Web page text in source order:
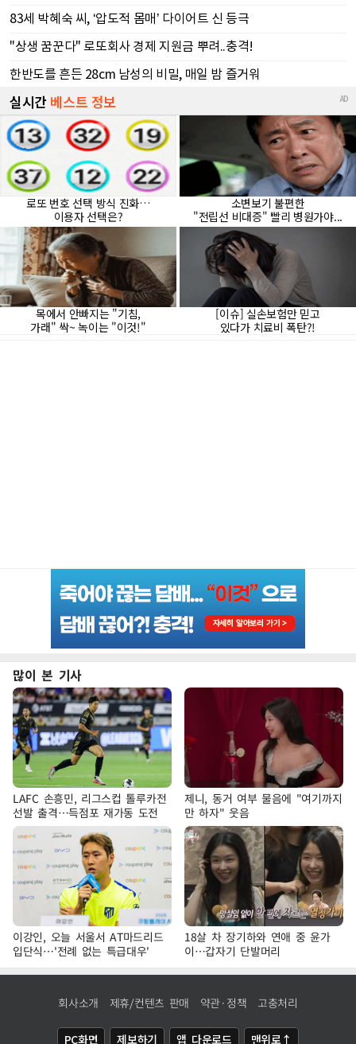
많이 본 기사
LAFC 손흥민, 리그스컵 톨루카전
선발 출격…득점포 재가동 도전
제니, 동거 여부 물음에 "여기까지
만 하자" 웃음
이강인, 오늘 서울서 AT마드리드
입단식…'전례 없는 특급대우'
18살 차 장기하와 연애 중 윤가
이…갑자기 단발머리
회사소개 제휴/컨텐츠 판매 약관·정책 고충처리
PC화면 제보하기 앱 다운로드 맨위로↑